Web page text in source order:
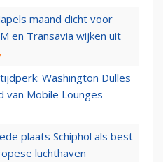
maand dicht voor
en Transavia wijken uit
Washington Dulles
van Mobile Lounges
plaats Schiphol als best
luchthaven